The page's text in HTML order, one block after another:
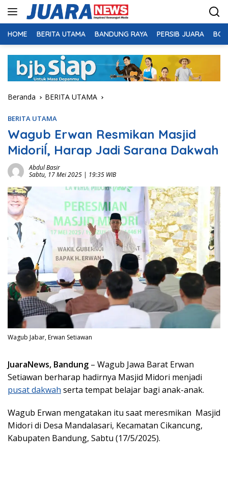
HOME BERITA UTAMA BANDUNG RAYA PERSIB JUARA
Beranda BERITA UTAMA
BERITA UTAMA
Wagub Erwan Resmikan Masjid
Midoriĺ, Harap Jadi Sarana Dakwah
Abdul Basir
Sabtu, 17 Mei 2025 | 19:35 WIB
Wagub Jabar, Erwan Setiawan
JuaraNews, Bandung – Wagub Jawa Barat Erwan
Setiawan berharap hadirnya Masjid Midori menjadi
pusat dakwah serta tempat belajar bagi anak-anak.
Wagub Erwan mengatakan itu saat meresmikan Masjid
Midori di Desa Mandalasari, Kecamatan Cikancung,
Kabupaten Bandung, Sabtu (17/5/2025).